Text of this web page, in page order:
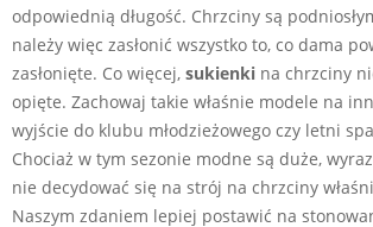
odpowiednią długość. Chrzciny są
należy więc zasłonić wszystko to, co dama
zasłonięte. Co więcej, sukienki na chrzciny
opięte. Zachowaj takie właśnie modele na
wyjście do klubu młodzieżowego czy letni
Chociaż w tym sezonie modne są duże,
nie decydować się na strój na chrzciny
Naszym zdaniem lepiej postawić na